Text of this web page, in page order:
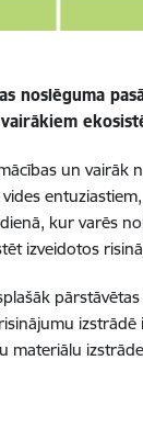
noslēguma
un vairāk
kur varēs
izveidotos
materiālu